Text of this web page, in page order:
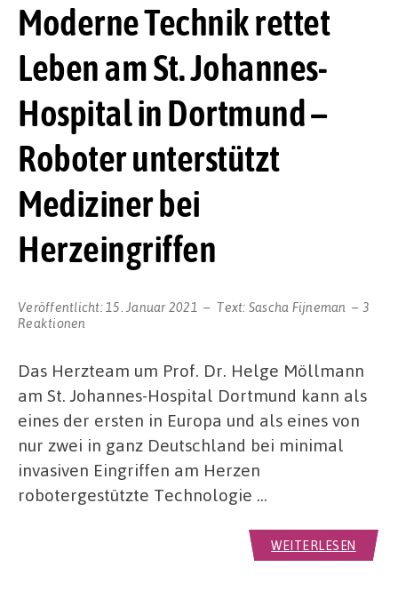
Moderne Technik rettet
Leben am St. Johannes-
Hospital in Dortmund –
Roboter unterstützt
Mediziner bei
Herzeingriffen
Veröffentlicht: 15. Januar 2021 Text: Sascha Fijneman
3
Reaktionen
Das Herzteam um Prof. Dr. Helge Möllmann
am St. Johannes-Hospital Dortmund kann als
eines der ersten in Europa und als eines von
nur zwei in ganz Deutschland bei minimal
invasiven Eingriffen am Herzen
robotergestützte Technologie …
WEITERLESEN